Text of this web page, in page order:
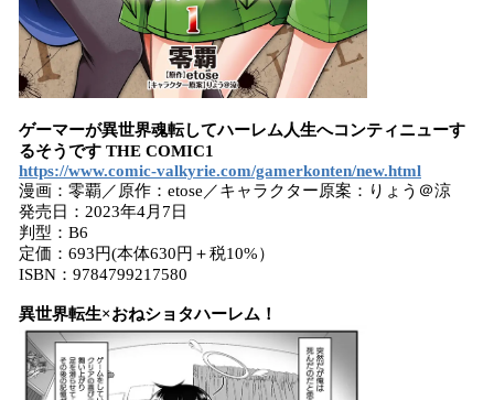
ゲーマーが異世界魂転してハーレム人生へコンティニューす
るそうです THE COMIC1
https://www.comic-valkyrie.com/gamerkonten/new.html
漫画：零覇／原作：etose／キャラクター原案：りょう＠涼
発売日：2023年4月7日
判型：B6
定価：693円(本体630円＋税10%）
ISBN：9784799217580
異世界転生×おねショタハーレム！